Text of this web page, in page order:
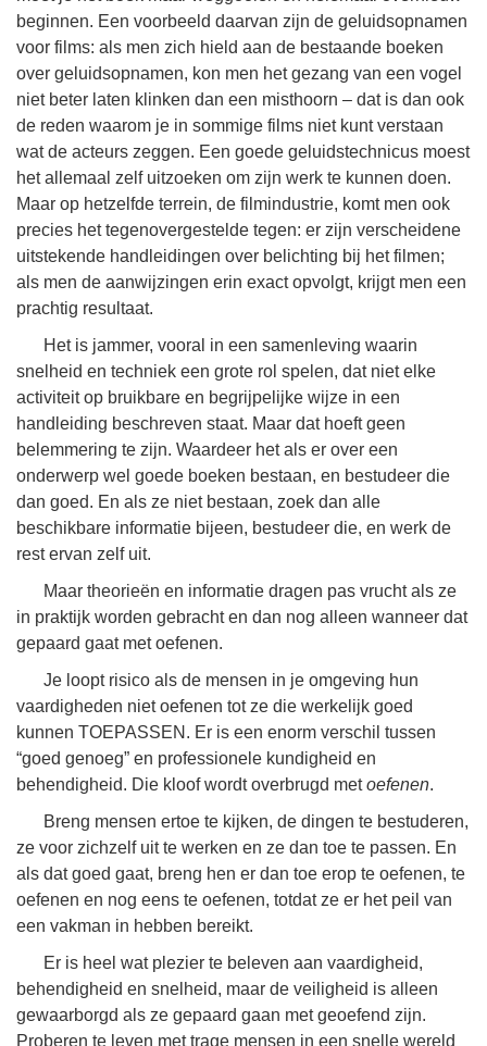
beginnen. Een voorbeeld daarvan zijn de geluidsopnamen
voor films: als men zich hield aan de bestaande boeken
over geluidsopnamen, kon men het gezang van een vogel
niet beter laten klinken dan een misthoorn – dat is dan ook
de reden waarom je in sommige films niet kunt verstaan
wat de acteurs zeggen. Een goede geluidstechnicus moest
het allemaal zelf uitzoeken om zijn werk te kunnen doen.
Maar op hetzelfde terrein, de filmindustrie, komt men ook
precies het tegenovergestelde tegen: er zijn verscheidene
uitstekende handleidingen over belichting bij het filmen;
als men de aanwijzingen erin exact opvolgt, krijgt men een
prachtig resultaat.
Het is jammer, vooral in een samenleving waarin
snelheid en techniek een grote rol spelen, dat niet elke
activiteit op bruikbare en begrijpelijke wijze in een
handleiding beschreven staat. Maar dat hoeft geen
belemmering te zijn. Waardeer het als er over een
onderwerp wel goede boeken bestaan, en bestudeer die
dan goed. En als ze niet bestaan, zoek dan alle
beschikbare informatie bijeen, bestudeer die, en werk de
rest ervan zelf uit.
Maar theorieën en informatie dragen pas vrucht als ze
in praktijk worden gebracht en dan nog alleen wanneer dat
gepaard gaat met oefenen.
Je loopt risico als de mensen in je omgeving hun
vaardigheden niet oefenen tot ze die werkelijk goed
kunnen TOEPASSEN. Er is een enorm verschil tussen
“goed genoeg” en professionele kundigheid en
behendigheid. Die kloof wordt overbrugd metoefenen.
Breng mensen ertoe te kijken, de dingen te bestuderen,
ze voor zichzelf uit te werken en ze dan toe te passen. En
als dat goed gaat, breng hen er dan toe erop te oefenen, te
oefenen en nog eens te oefenen, totdat ze er het peil van
een vakman in hebben bereikt.
Er is heel wat plezier te beleven aan vaardigheid,
behendigheid en snelheid, maar de veiligheid is alleen
gewaarborgd als ze gepaard gaan met geoefend zijn.
Proberen te leven met trage mensen in een snelle wereld